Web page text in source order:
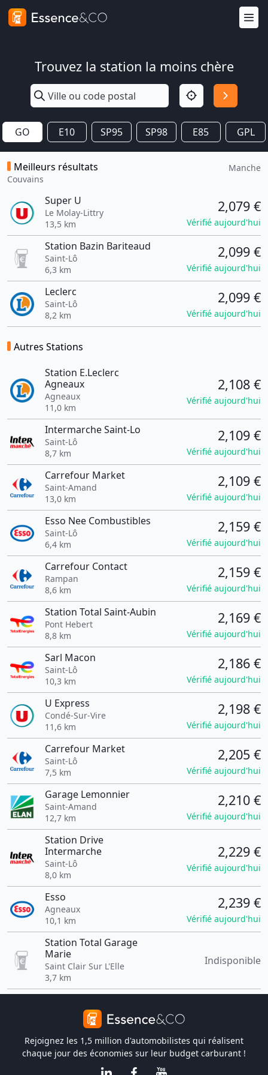
Trouvez la station la moins chère
GO E10 SP95 SP98 E85 GPL
Meilleurs résultats
Couvains
Manche
Super U
Le Molay-Littry
13,5 km
2,079 €
Vérifié aujourd'hui
Station Bazin Bariteaud
Saint-Lô
6,3 km
2,099 €
Vérifié aujourd'hui
Leclerc
Saint-Lô
8,2 km
2,099 €
Vérifié aujourd'hui
Autres Stations
Station E.Leclerc
Agneaux
Agneaux
11,0 km
2,108 €
Vérifié aujourd'hui
Intermarche Saint-Lo
Saint-Lô
8,7 km
2,109 €
Vérifié aujourd'hui
Carrefour Market
Saint-Amand
13,0 km
2,109 €
Vérifié aujourd'hui
Esso Nee Combustibles
Saint-Lô
6,4 km
2,159 €
Vérifié aujourd'hui
Carrefour Contact
Rampan
8,6 km
2,159 €
Vérifié aujourd'hui
Station Total Saint-Aubin
Pont Hebert
8,8 km
2,169 €
Vérifié aujourd'hui
Sarl Macon
Saint-Lô
10,3 km
2,186 €
Vérifié aujourd'hui
U Express
Condé-Sur-Vire
11,6 km
2,198 €
Vérifié aujourd'hui
Carrefour Market
Saint-Lô
7,5 km
2,205 €
Vérifié aujourd'hui
Garage Lemonnier
Saint-Amand
12,7 km
2,210 €
Vérifié aujourd'hui
Station Drive
Intermarche
Saint-Lô
8,0 km
2,229 €
Vérifié aujourd'hui
Esso
Agneaux
10,1 km
2,239 €
Vérifié aujourd'hui
Station Total Garage
Marie
Saint Clair Sur L'Elle
3,7 km
Indisponible
Rejoignez les 1,5 million d'automobilistes qui réalisent
chaque jour des économies sur leur budget carburant !